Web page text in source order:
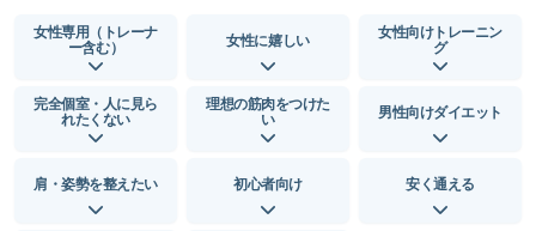
女性専用（トレーナ
ー含む）
女性に嬉しい
女性向けトレーニン
グ
完全個室・人に見ら
れたくない
理想の筋肉をつけた
い
男性向けダイエット
肩・姿勢を整えたい 初心者向け 安く通える